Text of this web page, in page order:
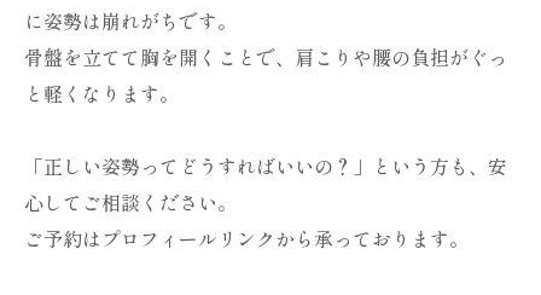
に姿勢は崩れがちです。
骨盤を立てて胸を開くことで、肩こりや腰の負担がぐっ
と軽くなります。
「正しい姿勢ってどうすればいいの？」という方も、安
心してご相談ください。
ご予約はプロフィールリンクから承っております。